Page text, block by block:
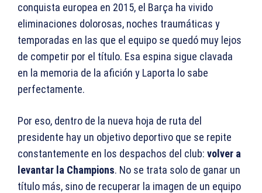
conquista europea en 2015, el Barça ha vivido
eliminaciones dolorosas, noches traumáticas y
temporadas en las que el equipo se quedó muy lejos
de competir por el título. Esa espina sigue clavada
en la memoria de la afición y Laporta lo sabe
perfectamente.
Por eso, dentro de la nueva hoja de ruta del
presidente hay un objetivo deportivo que se repite
constantemente en los despachos del club: volver a
levantar la Champions. No se trata solo de ganar un
título más, sino de recuperar la imagen de un equipo